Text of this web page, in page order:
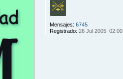
Mensajes: 6745
Registrado: 26 Jul 2005, 02:00